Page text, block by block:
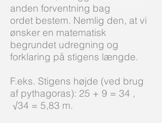
anden forventning bag
ordet bestem. Nemlig den, at vi
ønsker en matematisk
begrundet udregning og
forklaring på stigens længde.
F.eks. Stigens højde (ved brug
af pythagoras): 25 + 9 = 34 ,
√34 = 5,83 m.